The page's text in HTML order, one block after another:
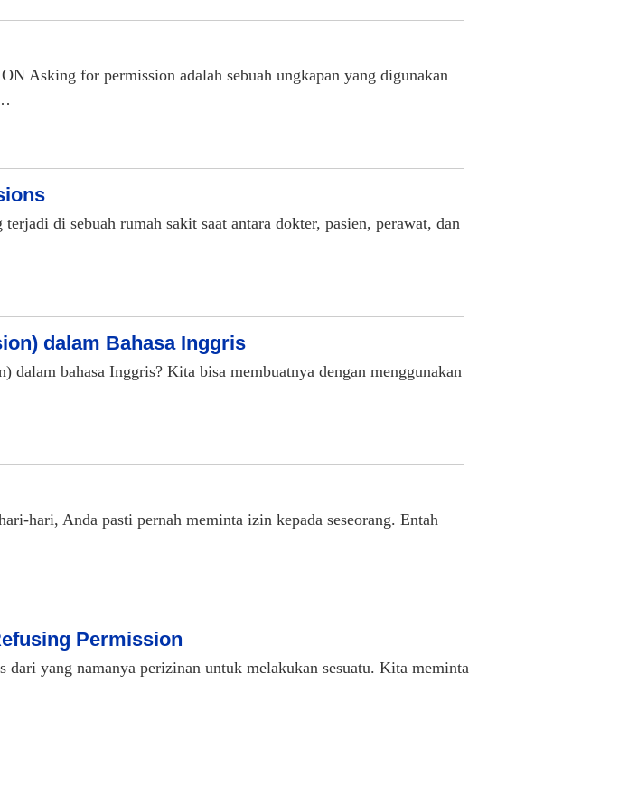
Asking for permission adalah sebuah ungkapan yang digunakan
di sebuah rumah sakit saat antara dokter, pasien, perawat, dan
dalam Bahasa Inggris
dalam bahasa Inggris? Kita bisa membuatnya dengan menggunakan
hari, Anda pasti pernah meminta izin kepada seseorang. Entah
Permission
yang namanya perizinan untuk melakukan sesuatu. Kita meminta